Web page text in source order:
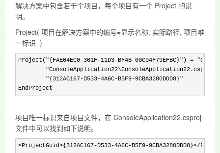
解决方案中包含若干个项目，每个项目有一个 Project 的说
明。
Project( 项目在解决方案中的编号=显示名称, 实际路径, 项目唯
一标识 )
Project("{FAE04EC0-301F-11D3-BF4B-00C04F79EFBC}") =
        "{312AC167-D533-4A6C-B5F9-9CBA3280DDD8}"
EndProject
项目唯一标识来自项目文件，在 ConsoleApplication22.csproj
文件中可以找到如下说明。
<ProjectGuid>{312AC167-D533-4A6C-B5F9-9CBA3280DDD8}</